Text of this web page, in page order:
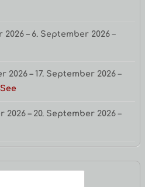
2026 – 6. September 2026 –
2026 – 17. September 2026 –
2026 – 20. September 2026 –